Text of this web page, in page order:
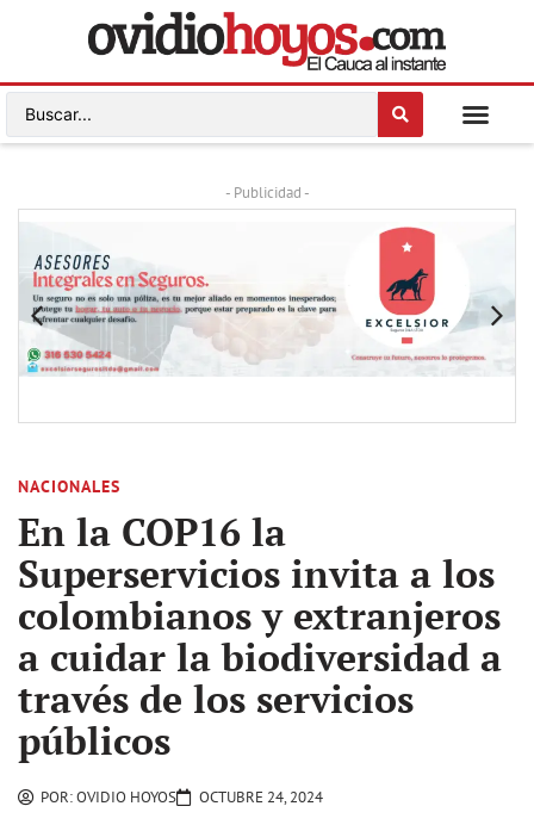
- Publicidad -
NACIONALES
En la COP16 la
Superservicios invita a los
colombianos y extranjeros
a cuidar la biodiversidad a
través de los servicios
públicos
POR:OVIDIO HOYOS OCTUBRE 24, 2024